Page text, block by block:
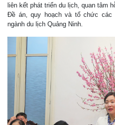
liên kết phát triển du lịch, quan tâm
Đề án, quy hoạch và tổ chức các
ngành du lịch Quảng Ninh.